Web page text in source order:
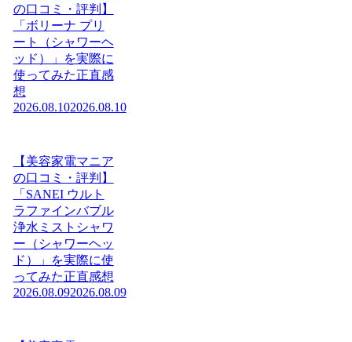
の口コミ・評判】
「ボリーナ プリ
ート（シャワーヘ
ッド）」を実際に
使ってみた正直感
想
2026.08.102026.08.10
【美容家電マニア
の口コミ・評判】
「SANEI ウルト
ラファインバブル
浄水ミストシャワ
ー（シャワーヘッ
ド）」を実際に使
ってみた正直感想
2026.08.092026.08.09